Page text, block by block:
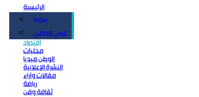
الرئيسية
سوريا
عربي ودولي
اقتصاد
محليات
الوطن ميديا
النشرة الإعلانية
مقالات وآراء
رياضة
ثقافة وفن